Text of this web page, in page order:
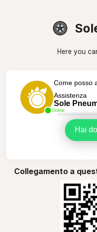
Here you
Online
Come posso
Assistenza
Sole
Hai
Collegamento a